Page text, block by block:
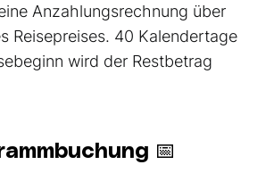
Anzahlungsrechnung über
Reisepreises. 40 Kalendertage
wird der Restbetrag
📅